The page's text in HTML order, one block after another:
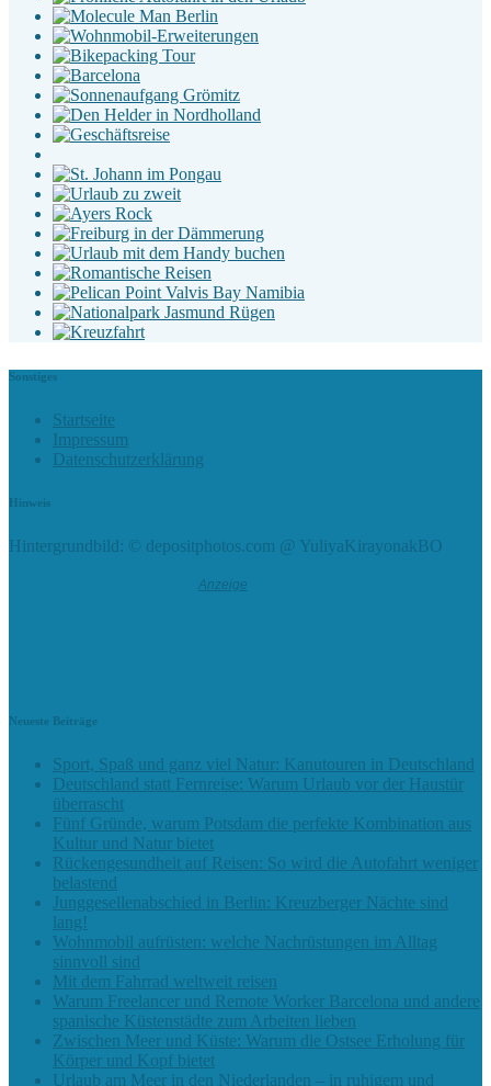
Sonstiges
Startseite
Impressum
Datenschutzerklärung
Hinweis
Hintergrundbild: © depositphotos.com @ YuliyaKirayonakBO
Neueste Beiträge
Sport, Spaß und ganz viel Natur: Kanutouren in Deutschland
Deutschland statt Fernreise: Warum Urlaub vor der Haustür
überrascht
Fünf Gründe, warum Potsdam die perfekte Kombination aus
Kultur und Natur bietet
Rückengesundheit auf Reisen: So wird die Autofahrt weniger
belastend
Junggesellenabschied in Berlin: Kreuzberger Nächte sind
lang!
Wohnmobil aufrüsten: welche Nachrüstungen im Alltag
sinnvoll sind
Mit dem Fahrrad weltweit reisen
Warum Freelancer und Remote Worker Barcelona und andere
spanische Küstenstädte zum Arbeiten lieben
Zwischen Meer und Küste: Warum die Ostsee Erholung für
Körper und Kopf bietet
Urlaub am Meer in den Niederlanden – in ruhigem und